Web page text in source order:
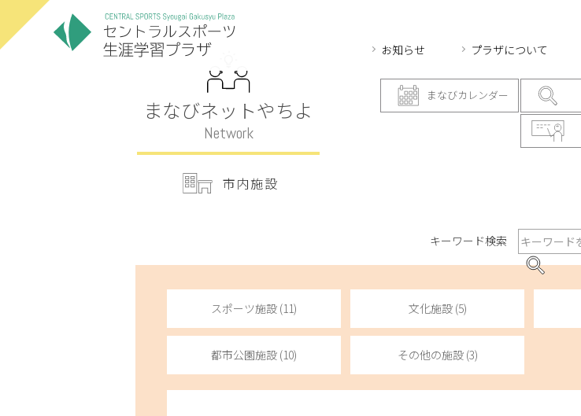
お知らせ プラザについて
まなびネットやちよ
Network
市内施設
まなびカレンダー
キーワード検索
スポーツ施設 (11) 文化施設 (5)
都市公園施設 (10) その他の施設 (3)